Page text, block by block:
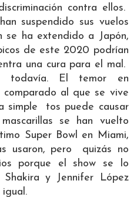
contra ellos.
suspendido sus vuelos
se ha extendido a Japón,
de este 2020 podrían
una cura para el mal.
todavía. El temor en
al que se vive
simple tos puede causar
se han vuelto
Super Bowl en Miami,
usaron, pero quizás no
porque el show se lo
Shakira y Jennifer López
igual.